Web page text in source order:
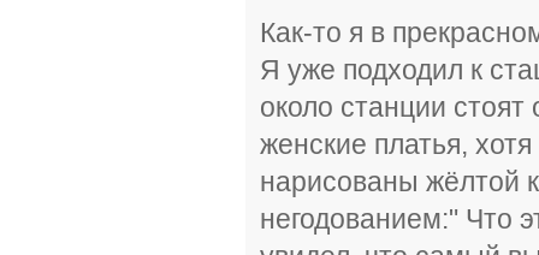
Как-то я в
Я уже подходил к
около станции
женские платья,
нарисованы жёлтой
негодованием:" Что